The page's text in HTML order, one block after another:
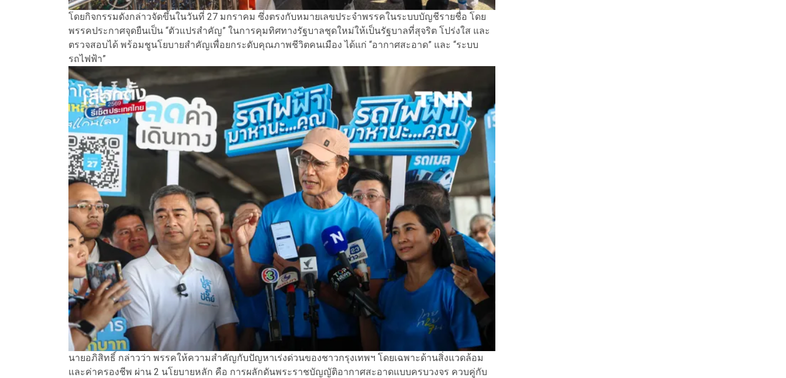
โดยกิจกรรมดังกล่าวจัดขึ้นในวันที่ 27 มกราคม ซึ่งตรงกับหมายเลขประจำพรรคในระบบบัญชีรายชื่อ โดย
พรรคประกาศจุดยืนเป็น “ตัวแปรสำคัญ” ในการคุมทิศทางรัฐบาลชุดใหม่ให้เป็นรัฐบาลที่สุจริต โปร่งใส และ
ตรวจสอบได้ พร้อมชูนโยบายสำคัญเพื่อยกระดับคุณภาพชีวิตคนเมือง ได้แก่ “อากาศสะอาด” และ “ระบบ
รถไฟฟ้า”
นายอภิสิทธิ์ กล่าวว่า พรรคให้ความสำคัญกับปัญหาเร่งด่วนของชาวกรุงเทพฯ โดยเฉพาะด้านสิ่งแวดล้อม
และค่าครองชีพ ผ่าน 2 นโยบายหลัก คือ การผลักดันพระราชบัญญัติอากาศสะอาดแบบครบวงจร ควบคู่กับ